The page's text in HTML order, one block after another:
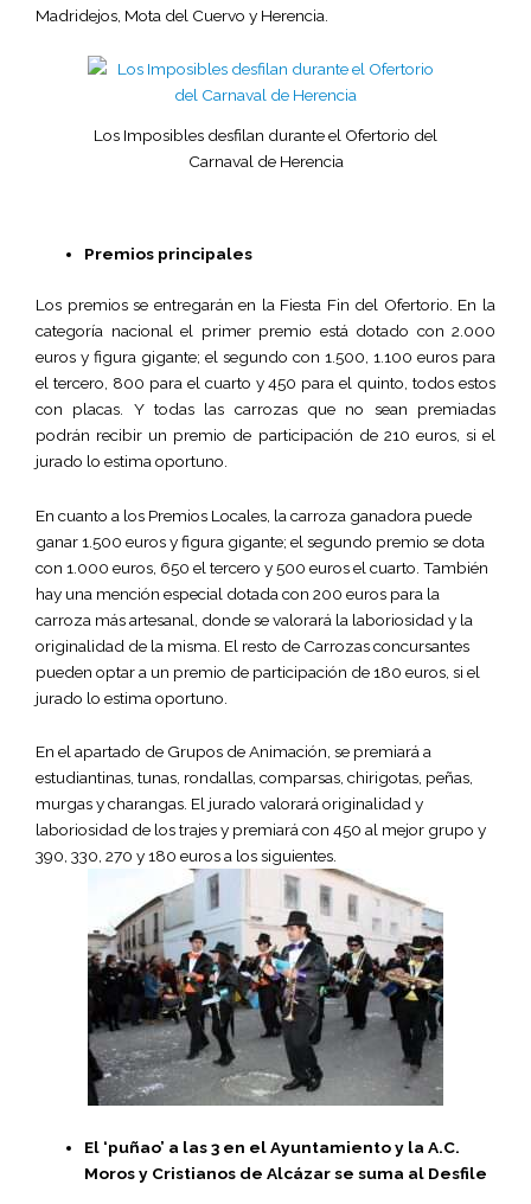
Madridejos, Mota del Cuervo y Herencia.
Los Imposibles desfilan durante el Ofertorio del
Carnaval de Herencia
Premios principales
Los premios se entregarán en la Fiesta Fin del Ofertorio. En la
categoría nacional el primer premio está dotado con 2.000
euros y figura gigante; el segundo con 1.500, 1.100 euros para
el tercero, 800 para el cuarto y 450 para el quinto, todos estos
con placas. Y todas las carrozas que no sean premiadas
podrán recibir un premio de participación de 210 euros, si el
jurado lo estima oportuno.
En cuanto a los Premios Locales, la carroza ganadora puede
ganar 1.500 euros y figura gigante; el segundo premio se dota
con 1.000 euros, 650 el tercero y 500 euros el cuarto. También
hay una mención especial dotada con 200 euros para la
carroza más artesanal, donde se valorará la laboriosidad y la
originalidad de la misma. El resto de Carrozas concursantes
pueden optar a un premio de participación de 180 euros, si el
jurado lo estima oportuno.
En el apartado de Grupos de Animación, se premiará a
estudiantinas, tunas, rondallas, comparsas, chirigotas, peñas,
murgas y charangas. El jurado valorará originalidad y
laboriosidad de los trajes y premiará con 450 al mejor grupo y
390, 330, 270 y 180 euros a los siguientes.
El ‘puñao’ a las 3 en el Ayuntamiento y la A.C.
Moros y Cristianos de Alcázar se suma al Desfile